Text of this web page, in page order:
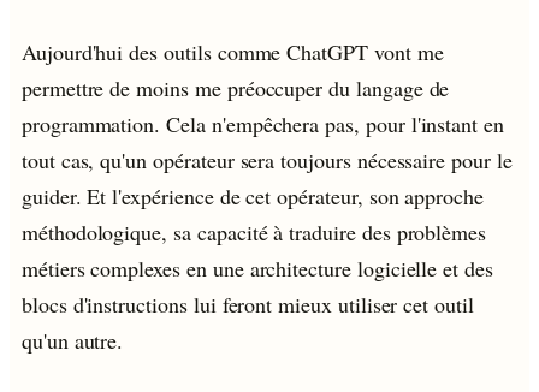
Aujourd'hui des outils comme ChatGPT vont me
permettre de moins me préoccuper du langage de
programmation. Cela n'empêchera pas, pour l'instant en
tout cas, qu'un opérateur sera toujours nécessaire pour le
guider. Et l'expérience de cet opérateur, son approche
méthodologique, sa capacité à traduire des problèmes
métiers complexes en une architecture logicielle et des
blocs d'instructions lui feront mieux utiliser cet outil
qu'un autre.